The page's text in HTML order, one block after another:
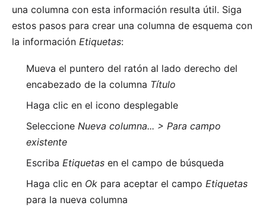
una columna con esta información resulta útil. Siga
estos pasos para crear una columna de esquema con
la información Etiquetas:
Mueva el puntero del ratón al lado derecho del
encabezado de la columna Título
Haga clic en el icono desplegable
Seleccione Nueva columna... > Para campo
existente
Escriba Etiquetas en el campo de búsqueda
Haga clic en Ok para aceptar el campo Etiquetas
para la nueva columna